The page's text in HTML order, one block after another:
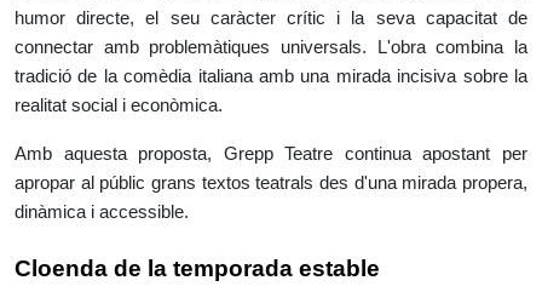
humor directe, el seu caràcter crític i la seva capacitat de
connectar amb problemàtiques universals. L'obra combina la
tradició de la comèdia italiana amb una mirada incisiva sobre la
realitat social i econòmica.
Amb aquesta proposta, Grepp Teatre continua apostant per
apropar al públic grans textos teatrals des d'una mirada propera,
dinàmica i accessible.
Cloenda de la temporada estable